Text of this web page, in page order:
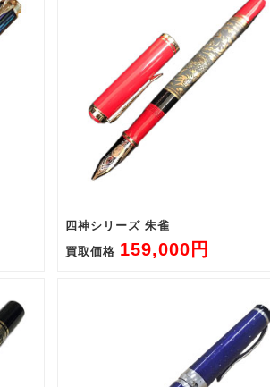
四神シリーズ 朱雀
買取価格 159,000円